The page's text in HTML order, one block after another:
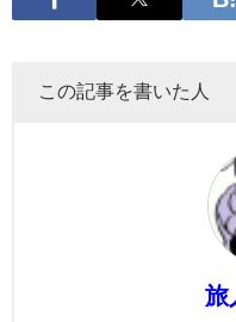
この記事を書いた人
旅